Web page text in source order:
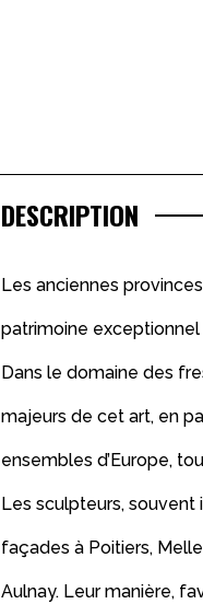
DESCRIPTION
Les anciennes
patrimoine
Dans le domaine des
majeurs de cet art, en
ensembles d’Europe,
Les sculpteurs,
façades à Poitiers,
Aulnay. Leur manière,